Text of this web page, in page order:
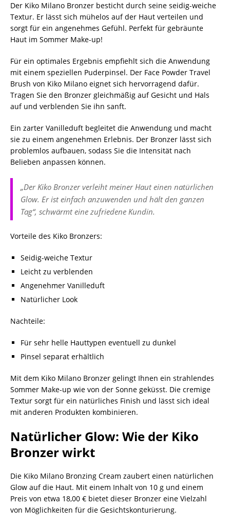
Der Kiko Milano Bronzer besticht durch seine seidig-weiche
Textur. Er lässt sich mühelos auf der Haut verteilen und
sorgt für ein angenehmes Gefühl. Perfekt für gebräunte
Haut im Sommer Make-up!
Für ein optimales Ergebnis empfiehlt sich die Anwendung
mit einem speziellen Puderpinsel. Der Face Powder Travel
Brush von Kiko Milano eignet sich hervorragend dafür.
Tragen Sie den Bronzer gleichmäßig auf Gesicht und Hals
auf und verblenden Sie ihn sanft.
Ein zarter Vanilleduft begleitet die Anwendung und macht
sie zu einem angenehmen Erlebnis. Der Bronzer lässt sich
problemlos aufbauen, sodass Sie die Intensität nach
Belieben anpassen können.
„Der Kiko Bronzer verleiht meiner Haut einen natürlichen
Glow. Er ist einfach anzuwenden und hält den ganzen
Tag“, schwärmt eine zufriedene Kundin.
Vorteile des Kiko Bronzers:
Seidig-weiche Textur
Leicht zu verblenden
Angenehmer Vanilleduft
Natürlicher Look
Nachteile:
Für sehr helle Hauttypen eventuell zu dunkel
Pinsel separat erhältlich
Mit dem Kiko Milano Bronzer gelingt Ihnen ein strahlendes
Sommer Make-up wie von der Sonne geküsst. Die cremige
Textur sorgt für ein natürliches Finish und lässt sich ideal
mit anderen Produkten kombinieren.
Natürlicher Glow: Wie der Kiko
Bronzer wirkt
Die Kiko Milano Bronzing Cream zaubert einen natürlichen
Glow auf die Haut. Mit einem Inhalt von 10 g und einem
Preis von etwa 18,00 € bietet dieser Bronzer eine Vielzahl
von Möglichkeiten für die Gesichtskonturierung.